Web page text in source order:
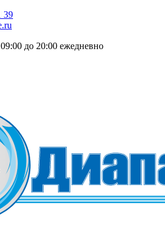
39
до 20:00 ежедневно